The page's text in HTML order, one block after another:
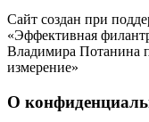
Сайт создан при
«Эффективная
Владимира Потанина
измерение»
О